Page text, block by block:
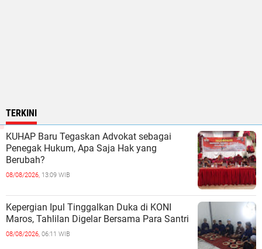
TERKINI
KUHAP Baru Tegaskan Advokat sebagai
Penegak Hukum, Apa Saja Hak yang
Berubah?
08/08/2026, 13:09 WIB
Kepergian Ipul Tinggalkan Duka di KONI
Maros, Tahlilan Digelar Bersama Para Santri
08/08/2026, 06:11 WIB